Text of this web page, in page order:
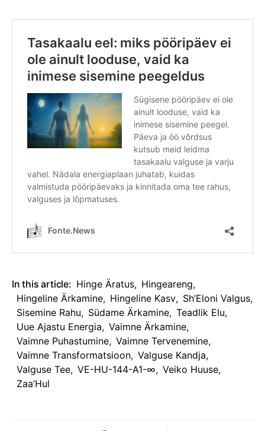
In this article: Hinge Äratus, Hingeareng,
Hingeline Ärkamine, Hingeline Kasv, Sh’Eloni Valgus,
Sisemine Rahu, Südame Ärkamine, Teadlik Elu,
Uue Ajastu Energia, Vaimne Ärkamine,
Vaimne Puhastumine, Vaimne Tervenemine,
Vaimne Transformatsioon, Valguse Kandja,
Valguse Tee, VE-HU-144-A1-∞, Veiko Huuse,
Zaa’Hul